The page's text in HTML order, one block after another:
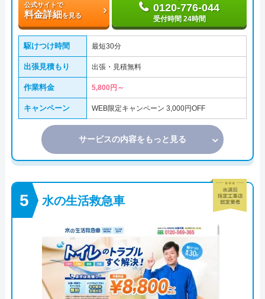
公式サイトで
料金詳細を見る
0120-776-044
受付時間 24時間
駆けつけ時間 最短30分
出張見積もり 出張・見積無料
作業料金 5,800円～
キャンペーン WEB限定キャンペーン 3,000円OFF
サービスの内容をもっと見る
水の生活救急車